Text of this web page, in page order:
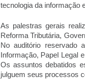
tecnologia da informação
As palestras gerais
Reforma Tributária,
No auditório reservado
Informação, Papel Legal
Os assuntos debatidos
julguem seus processos